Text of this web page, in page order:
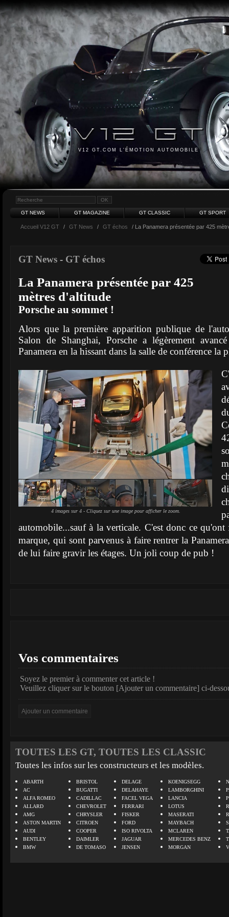
V12 GT.COM L'ÉMOTION AUTOMOBILE
GT NEWS GT MAGAZINE GT CLASSIC GT SPORT
Accueil V12 GT / GT News / GT échos / La Panamera présentée par 425
GT News - GT échos
La Panamera présentée par 425
mètres d'altitude
Porsche au sommet !
Alors que la première apparition publique de
Salon de Shanghai, Porsche a légèrement
Panamera en la hissant dans la salle de conférence la
4 images sur 4 - Cliquez sur une image pour afficher le zoom.
automobile...sauf à la verticale. C'est donc ce
marque, qui sont parvenus à faire rentrer la
de lui faire gravir les étages. Un joli coup de pub !
Vos commentaires
Soyez le premier à commenter cet article !
Veuillez cliquer sur le bouton [Ajouter un commentaire] ci-
TOUTES LES GT, TOUTES LES CLASSIC
Toutes les infos sur les constructeurs et les modèles.
ABARTH
AC
ALFA ROMEO
ALLARD
AMG
ASTON MARTIN
AUDI
BENTLEY
BMW
BRISTOL
BUGATTI
CADILLAC
CHEVROLET
CHRYSLER
CITROEN
COOPER
DAIMLER
DE TOMASO
DELAGE
DELAHAYE
FACEL VEGA
FERRARI
FISKER
FORD
ISO RIVOLTA
JAGUAR
JENSEN
KOENIGSEGG
LAMBORGHINI
LANCIA
LOTUS
MASERATI
MAYBACH
MCLAREN
MERCEDES BENZ
MORGAN